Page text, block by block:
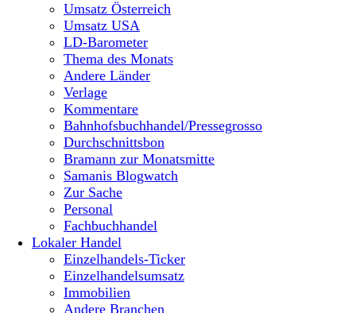
Umsatz Österreich
Umsatz USA
LD-Barometer
Thema des Monats
Andere Länder
Verlage
Kommentare
Bahnhofsbuchhandel/Pressegrosso
Durchschnittsbon
Bramann zur Monatsmitte
Samanis Blogwatch
Zur Sache
Personal
Fachbuchhandel
Lokaler Handel
Einzelhandels-Ticker
Einzelhandelsumsatz
Immobilien
Andere Branchen